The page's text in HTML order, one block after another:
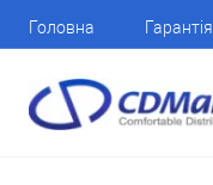
Головна Гарантія